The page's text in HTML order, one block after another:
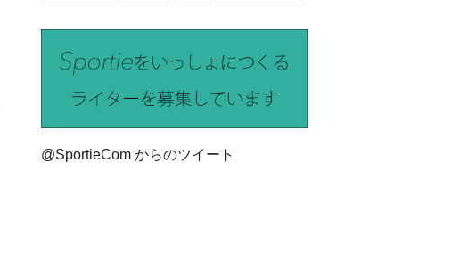
@SportieCom からのツイート